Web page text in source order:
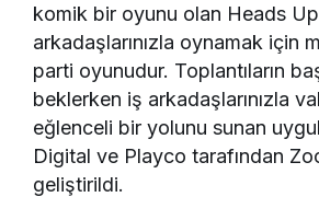
komik bir oyunu olan Heads
arkadaşlarınızla oynamak için
parti oyunudur. Toplantıların
beklerken iş arkadaşlarınızla
eğlenceli bir yolunu sunan
Digital ve Playco tarafından
geliştirildi.